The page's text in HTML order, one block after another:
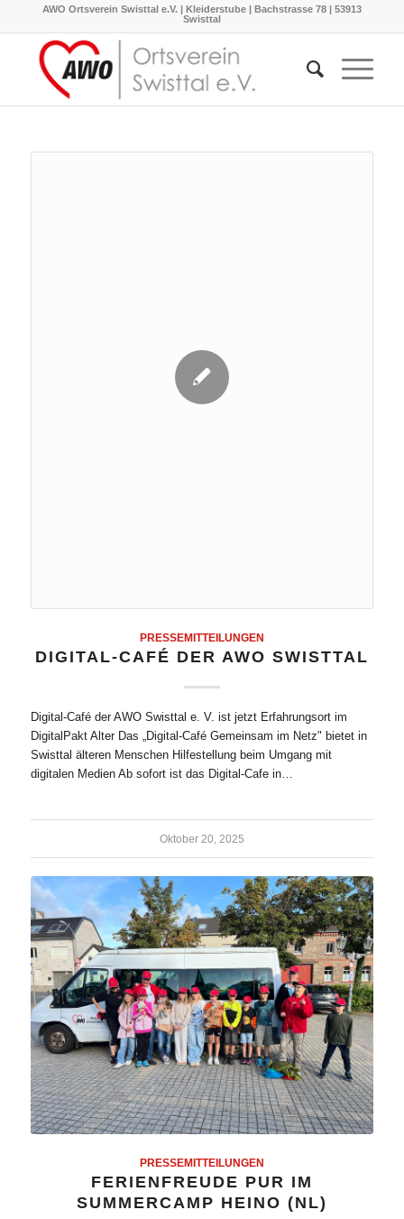
AWO Ortsverein Swisttal e.V. | Kleiderstube | Bachstrasse 78 | 53913
Swisttal
PRESSEMITTEILUNGEN
DIGITAL-CAFÉ DER AWO SWISTTAL
Digital-Café der AWO Swisttal e. V. ist jetzt Erfahrungsort im
DigitalPakt Alter Das „Digital-Café Gemeinsam im Netz" bietet in
Swisttal älteren Menschen Hilfestellung beim Umgang mit
digitalen Medien Ab sofort ist das Digital-Cafe in…
Oktober 20, 2025
PRESSEMITTEILUNGEN
FERIENFREUDE PUR IM
SUMMERCAMP HEINO (NL)